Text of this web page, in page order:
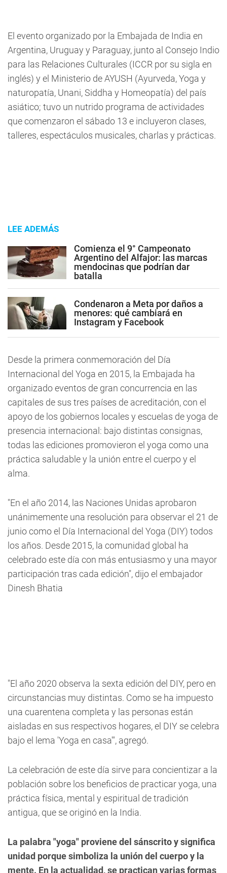
El evento organizado por la Embajada de India en
Argentina, Uruguay y Paraguay, junto al Consejo Indio
para las Relaciones Culturales (ICCR por su sigla en
inglés) y el Ministerio de AYUSH (Ayurveda, Yoga y
naturopatía, Unani, Siddha y Homeopatía) del país
asiático; tuvo un nutrido programa de actividades
que comenzaron el sábado 13 e incluyeron clases,
talleres, espectáculos musicales, charlas y prácticas.
LEE ADEMÁS
Comienza el 9° Campeonato
Argentino del Alfajor: las marcas
mendocinas que podrían dar
batalla
Condenaron a Meta por daños a
menores: qué cambiará en
Instagram y Facebook
Desde la primera conmemoración del Día
Internacional del Yoga en 2015, la Embajada ha
organizado eventos de gran concurrencia en las
capitales de sus tres países de acreditación, con el
apoyo de los gobiernos locales y escuelas de yoga de
presencia internacional: bajo distintas consignas,
todas las ediciones promovieron el yoga como una
práctica saludable y la unión entre el cuerpo y el
alma.
"En el año 2014, las Naciones Unidas aprobaron
unánimemente una resolución para observar el 21 de
junio como el Día Internacional del Yoga (DIY) todos
los años. Desde 2015, la comunidad global ha
celebrado este día con más entusiasmo y una mayor
participación tras cada edición", dijo el embajador
Dinesh Bhatia
"El año 2020 observa la sexta edición del DIY, pero en
circunstancias muy distintas. Como se ha impuesto
una cuarentena completa y las personas están
aisladas en sus respectivos hogares, el DIY se celebra
bajo el lema 'Yoga en casa'", agregó.
La celebración de este día sirve para concientizar a la
población sobre los beneficios de practicar yoga, una
práctica física, mental y espiritual de tradición
antigua, que se originó en la India.
La palabra "yoga" proviene del sánscrito y significa
unidad porque simboliza la unión del cuerpo y la
mente. En la actualidad, se practican varias formas